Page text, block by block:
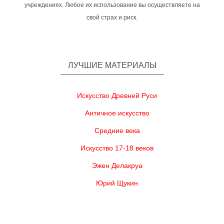
учреждениях. Любое их использование вы осуществляете на
свой страх и риск.
ЛУЧШИЕ МАТЕРИАЛЫ
Искусство Древней Руси
Античное искусство
Средние века
Искусство 17-18 веков
Эжен Делакруа
Юрий Щукин